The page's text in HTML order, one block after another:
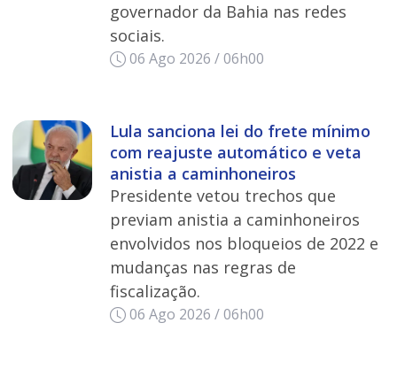
governador da Bahia nas redes
sociais.
06 Ago 2026 / 06h00
Lula sanciona lei do frete mínimo
com reajuste automático e veta
anistia a caminhoneiros
Presidente vetou trechos que
previam anistia a caminhoneiros
envolvidos nos bloqueios de 2022 e
mudanças nas regras de
fiscalização.
06 Ago 2026 / 06h00